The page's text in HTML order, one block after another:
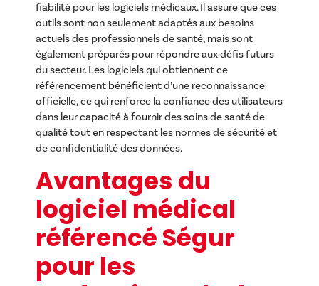
fiabilité pour les logiciels médicaux. Il assure que ces
outils sont non seulement adaptés aux besoins
actuels des professionnels de santé, mais sont
également préparés pour répondre aux défis futurs
du secteur. Les logiciels qui obtiennent ce
référencement bénéficient d’une reconnaissance
officielle, ce qui renforce la confiance des utilisateurs
dans leur capacité à fournir des soins de santé de
qualité tout en respectant les normes de sécurité et
de confidentialité des données.
Avantages du
logiciel médical
référencé Ségur
pour les